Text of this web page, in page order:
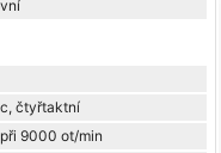
čtyřtaktní
9000 ot/min